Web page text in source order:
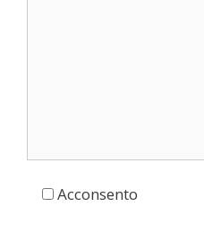
Acconsento